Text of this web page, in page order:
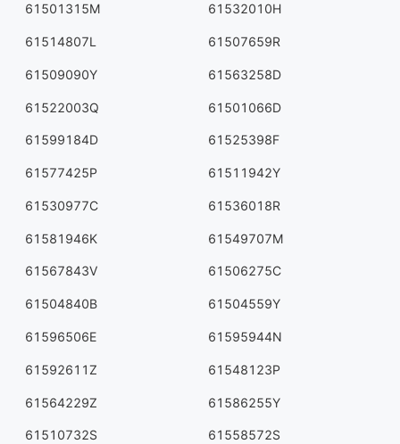
61501315M 61532010H
61514807L 61507659R
61509090Y 61563258D
61522003Q 61501066D
61599184D 61525398F
61577425P 61511942Y
61530977C 61536018R
61581946K 61549707M
61567843V 61506275C
61504840B 61504559Y
61596506E 61595944N
61592611Z 61548123P
61564229Z 61586255Y
61510732S 61558572S